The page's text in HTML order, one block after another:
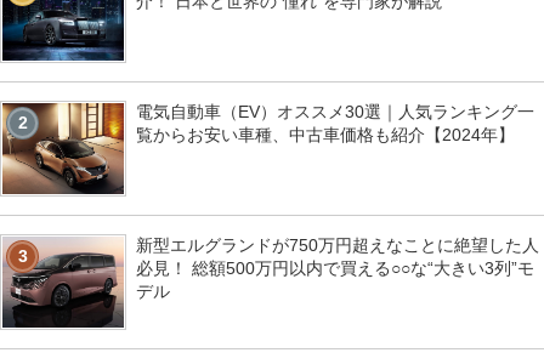
2
電気自動車（EV）オススメ30選｜人気ランキング一
覧からお安い車種、中古車価格も紹介【2024年】
3
新型エルグランドが750万円超えなことに絶望した人
必見！ 総額500万円以内で買える○○な“大きい3列”モ
デル